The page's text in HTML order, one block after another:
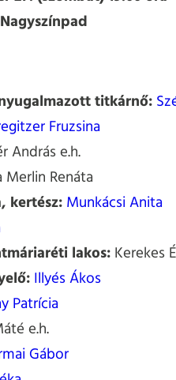
Nagyszínpad
titkárnő:
Fruzsina
András e.h.
Merlin Renáta
kertész:Munkácsi Anita
lakos:Kerekes
Illyés Ákos
Patrícia
e.h.
Gábor